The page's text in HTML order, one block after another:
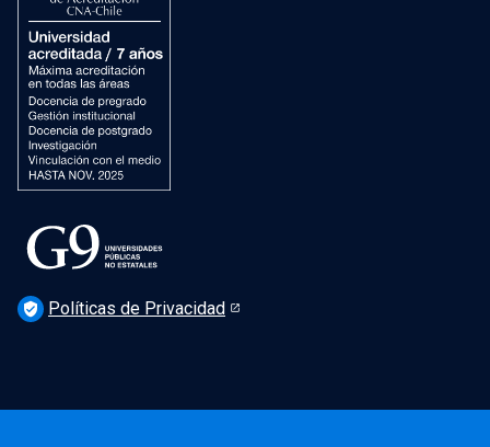
verified_user Políticas de Privacidad